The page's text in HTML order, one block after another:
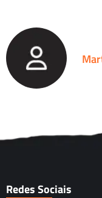
Redes Sociais